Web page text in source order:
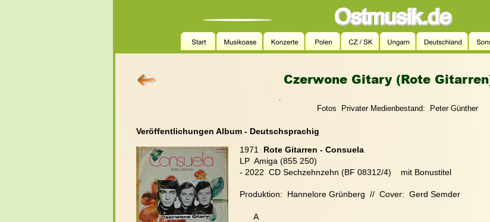
Czerwone Gitary (Rote
                 Fotos  Privater Medienbestand:  Peter Günther
.
1971 Rote Gitarren - Consuela
LP  Amiga (855 250)
- 2022  CD Sechzehnzehn (BF 08312/4)    mit Bonustitel
Produktion:  Hannelore Grünberg  //  Cover:  Gerd Semder
      A
Veröffentlichungen Album - Deutschsprachig